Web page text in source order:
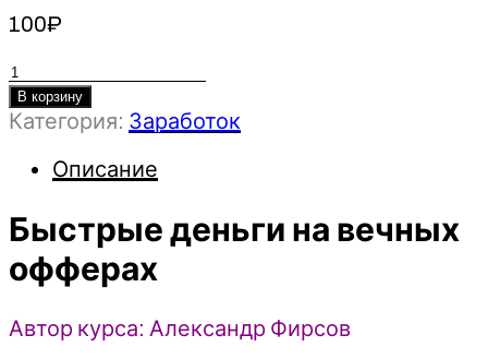
100₽
Количество
товара
Быстрые
на
офферах
2022
-
Фирсов
В корзину
Категория: Заработок
Описание
Быстрые деньги на вечных
офферах
Автор курса: Александр Фирсов